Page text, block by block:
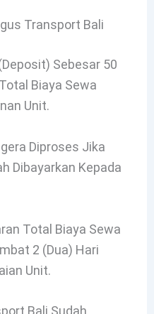
Transport Bali
Sebesar 50
Biaya Sewa
Unit.
Diproses Jika
Dibayarkan Kepada
Total Biaya Sewa
2 (dua) Hari
Unit.
Bali Sudah